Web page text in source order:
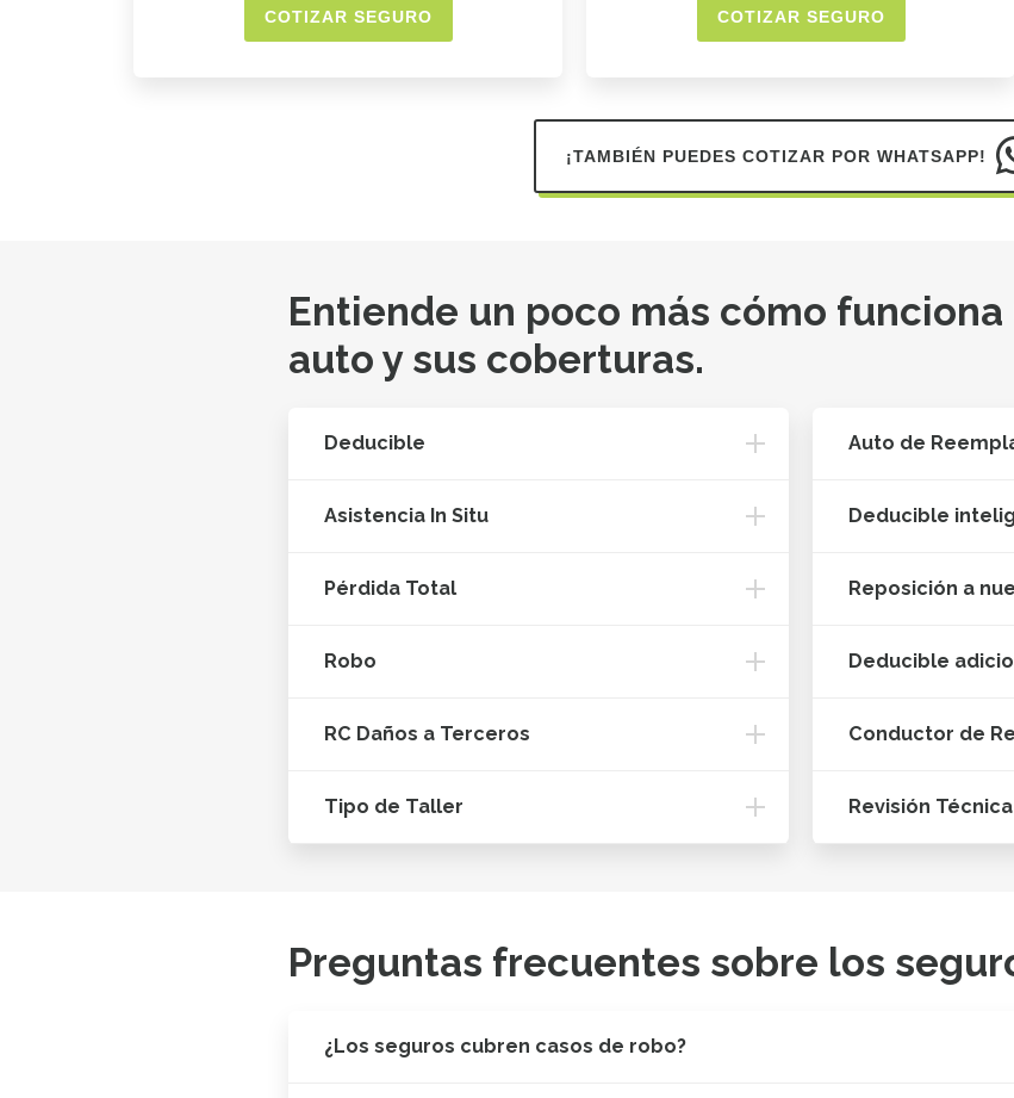
COTIZAR SEGURO COTIZAR SEGURO
¡TAMBIÉN PUEDES COTIZAR POR WHATSAPP!
Entiende un poco más cómo
auto y sus coberturas.
Deducible
Asistencia In Situ
Pérdida Total
Robo
RC Daños a Terceros
Tipo de Taller
Auto de
Deducible
Reposición a
Deducible
Conductor de
Revisión Técnica
Preguntas frecuentes sobre los
¿Los seguros cubren casos de robo?